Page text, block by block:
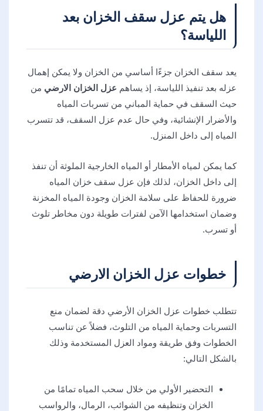
هل يتم عزل سقف الخزان بعد
اللياسة؟
يعد سقف الخزان جزءًا أساسي من الخزان ولا يمكن إهمال
عزله بعد تنفيذ اللياسة، إذ يساهم عزل الخزان الارضي من
حيث السقف في حماية المباني من تسربات المياه
والأضرار الإنشائية، وفي حال عدم عزل السقف، قد تتسرب
المياه إلى داخل المنزل.
كما يمكن لمياه الأمطار أو المياه الخارجية الملوثة أن تنفذ
إلى داخل الخزان، لذلك فإن عزل سقف خزان المياه
ضرورة للحفاظ على سلامة الخزان وجودة المياه المخزنة
وضمان استخدامها الآمن لفترات طويلة دون مخاطر تلوث
أو تسرب.
خطوات عزل الخزان الارضي
تتطلب خطوات عزل الخزان الأرضي دقة لضمان منع
التسربات وحماية المياه من التلوث، فضلاً عن تناسب
الخطوات وفق طريقة ومواد العزل المستخدمة وذلك
بالشكل التالي:
التحضير الأولي من خلال سحب المياه تمامًا من
الخزان وتنظيفه من الشوائب، الرمال، والرواسب